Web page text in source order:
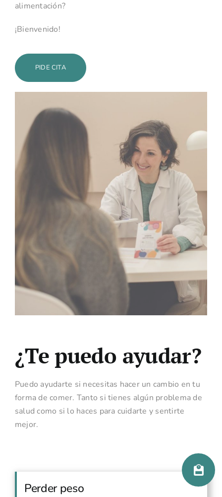
alimentación?
¡Bienvenido!
PIDE CITA
¿Te puedo ayudar?
Puedo ayudarte si necesitas hacer un cambio en tu
forma de comer. Tanto si tienes algún problema de
salud como si lo haces para cuidarte y sentirte
mejor.
Perder peso